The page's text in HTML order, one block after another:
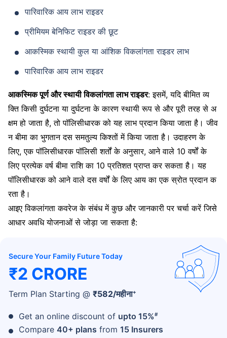
पारिवारिक आय लाभ राइडर
प्रीमियम बेनिफिट राइडर की छूट
आकस्मिक स्थायी कुल या आंशिक विकलांगता राइडर लाभ
पारिवारिक आय लाभ राइडर
आकस्मिक पूर्ण और स्थायी विकलांगता लाभ राइडर: इसमें, यदि बीमित व्य
क्ति किसी दुर्घटना या दुर्घटना के कारण स्थायी रूप से और पूरी तरह से अ
क्षम हो जाता है, तो पॉलिसीधारक को यह लाभ प्रदान किया जाता है। जीव
न बीमा का भुगतान दस समतुल्य किश्तों में किया जाता है। उदाहरण के
लिए, एक पॉलिसीधारक पॉलिसी शर्तों के अनुसार, आने वाले 10 वर्षों के
लिए प्रत्येक वर्ष बीमा राशि का 10 प्रतिशत प्राप्त कर सकता है। यह
पॉलिसीधारक को आने वाले दस वर्षों के लिए आय का एक स्रोत प्रदान क
रता है।
आइए विकलांगता कवरेज के संबंध में कुछ और जानकारी पर चर्चा करें जिसे
आधार अवधि योजनाओं से जोड़ा जा सकता है:
Secure Your Family Future Today
₹2 CRORE
Term Plan Starting @ ₹582/महीना+
Get an online discount of upto 15%#
Compare 40+ plans from 15 Insurers